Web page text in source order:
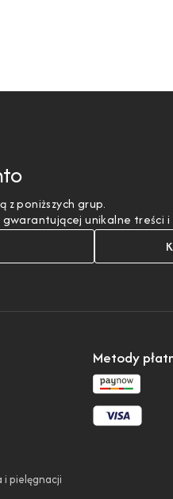
z poniższych grup.
unikalne treści i
i pielęgnacji
Metody